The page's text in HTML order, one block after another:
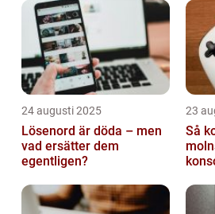
24 augusti 2025
Lösenord är döda – men
vad ersätter dem
egentligen?
23
Så